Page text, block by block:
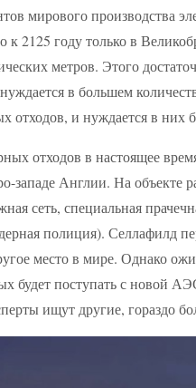
мирового производства
к 2125 году только в
метров. Этого
в большем
отходов, и нуждается в них
отходов в настоящее
западе Англии. На объекте
сеть, специальная
полиция). Селлафилд
место в мире. Однако
будет поступать с новой
ищут другие, гораздо